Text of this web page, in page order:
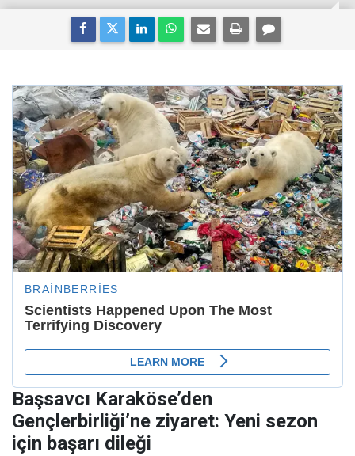
Başsavcı Karaköse’den
Gençlerbirliği’ne ziyaret: Yeni sezon
için başarı dileği